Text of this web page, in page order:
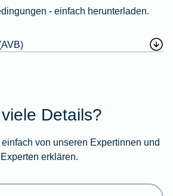
- einfach herunterladen.
Details?
von unseren Expertinnen und
Experten erklären.